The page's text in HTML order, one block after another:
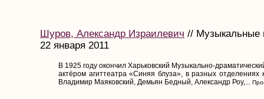
Шуров, Александр Израилевич // Музыкальные
22 января 2011
B 1925 году окончил Харьковский Музыкально-
актёром агиттеатра «Синяя блуза», в разных отделениях
Владимир Маяковский, Демьян Бедный, Александр Роу,...